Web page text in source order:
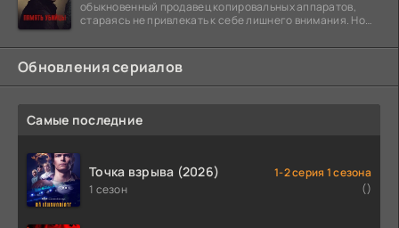
обыкновенный продавец копировальных аппаратов,
стараясь не привлекать к себе лишнего внимания. Но
Обновления сериалов
Самые последние
Точка взрыва (2026)
1 сезон
1-2 серия 1 сезона
()